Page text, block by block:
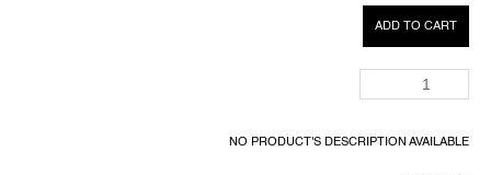
PRICE:
ADD TO CART
NO PRODUCT'S DESCRIPTION AVAILABLE